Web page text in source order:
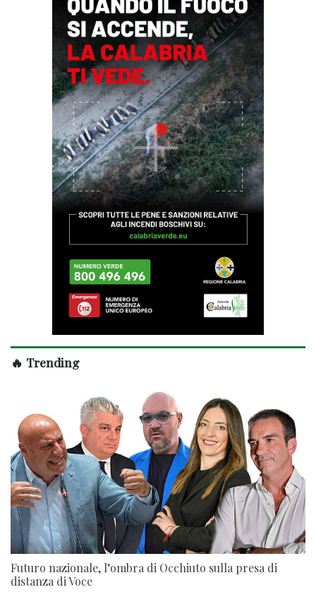
🔥 Trending
Futuro nazionale, l’ombra di Occhiuto sulla presa di
distanza di Voce